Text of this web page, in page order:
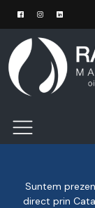
Suntem
direct prin